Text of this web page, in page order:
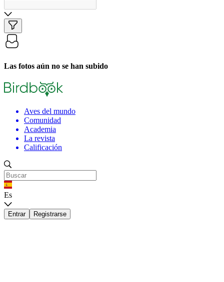
Las fotos aún no se han subido
Aves del mundo
Comunidad
Academia
La revista
Calificación
Es
Entrar Registrarse